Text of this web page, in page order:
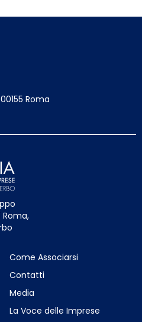
Roma
Come Associarsi
Contatti
Media
La Voce delle Imprese